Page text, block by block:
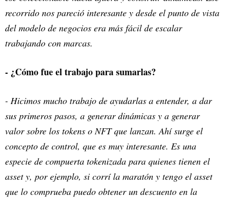
recorrido nos pareció interesante y desde el punto de vista
del modelo de negocios era más fácil de escalar
trabajando con marcas.
- ¿Cómo fue el trabajo para sumarlas?
- Hicimos mucho trabajo de ayudarlas a entender, a dar
sus primeros pasos, a generar dinámicas y a generar
valor sobre los tokens o NFT que lanzan. Ahí surge el
concepto de control, que es muy interesante. Es una
especie de compuerta tokenizada para quienes tienen el
asset y, por ejemplo, si corrí la maratón y tengo el asset
que lo comprueba puedo obtener un descuento en la